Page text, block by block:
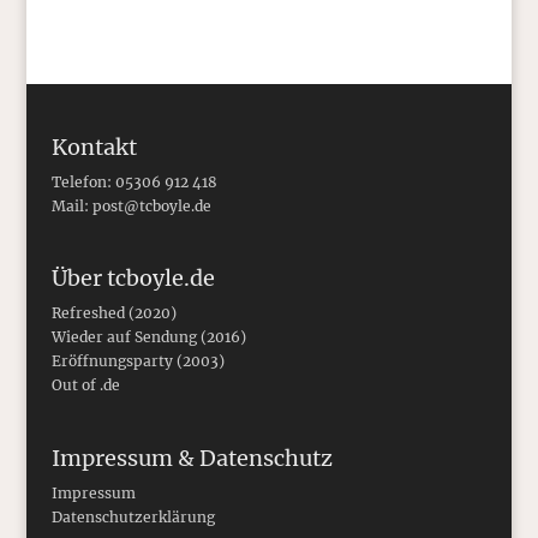
Kontakt
Telefon: 05306 912 418
Mail: post@tcboyle.de
Über tcboyle.de
Refreshed (2020)
Wieder auf Sendung (2016)
Eröffnungsparty (2003)
Out of .de
Impressum & Datenschutz
Impressum
Datenschutzerklärung